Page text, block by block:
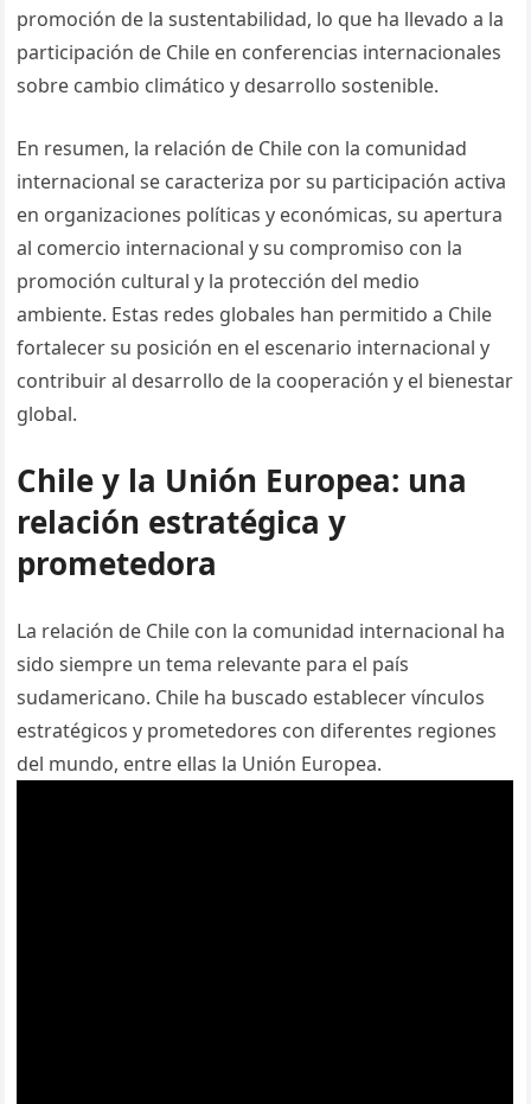
promoción de la sustentabilidad, lo que ha llevado a la
participación de Chile en conferencias internacionales
sobre cambio climático y desarrollo sostenible.
En resumen, la relación de Chile con la comunidad
internacional se caracteriza por su participación activa
en organizaciones políticas y económicas, su apertura
al comercio internacional y su compromiso con la
promoción cultural y la protección del medio
ambiente. Estas redes globales han permitido a Chile
fortalecer su posición en el escenario internacional y
contribuir al desarrollo de la cooperación y el bienestar
global.
Chile y la Unión Europea: una
relación estratégica y
prometedora
La relación de Chile con la comunidad internacional ha
sido siempre un tema relevante para el país
sudamericano. Chile ha buscado establecer vínculos
estratégicos y prometedores con diferentes regiones
del mundo, entre ellas la Unión Europea.